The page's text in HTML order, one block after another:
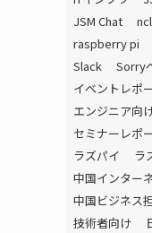
JSM Chat
raspberry pi
Slack
Sorry
イベントレポ
エンジニア向
セミナーレポ
ラズパイ
ラ
中国インター
中国ビジネス
技術者向け